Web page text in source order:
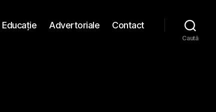
Educaţie Advertoriale Contact
Caută